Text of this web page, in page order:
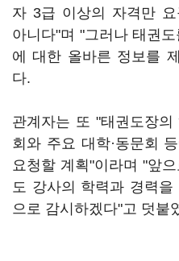
자 3급 이상의 자격만 요
아니다"며 "그러나 태권
에 대한 올바른 정보를
다.
관계자는 또 "태권도장
회와 주요 대학·동문회
요청할 계획"이라며 "앞
도 강사의 학력과 경력
으로 감시하겠다"고 덧붙